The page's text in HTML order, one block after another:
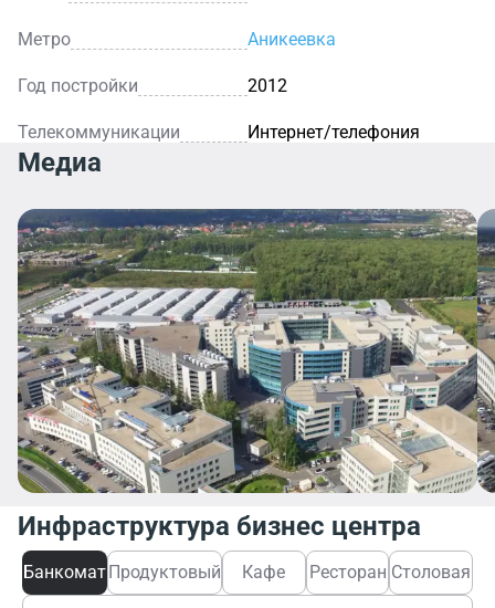
Метро Аникеевка
Год постройки 2012
Телекоммуникации Интернет/телефония
Медиа
Инфраструктура бизнес центра
БанкоматПродуктовый Кафе Ресторан Столовая